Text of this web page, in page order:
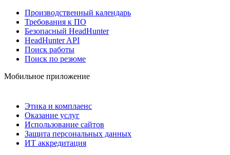
Производственный календарь
Требования к ПО
Безопасный HeadHunter
HeadHunter API
Поиск работы
Поиск по резюме
Мобильное приложение
Этика и комплаенс
Оказание услуг
Использование сайтов
Защита персональных данных
ИТ аккредитация